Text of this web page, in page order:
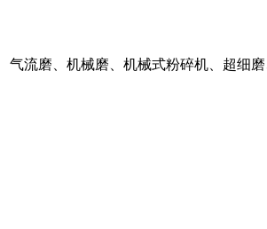
气流磨、机械磨、机械式粉碎机、超细